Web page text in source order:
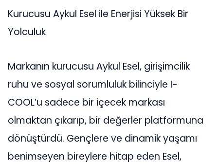
Kurucusu Aykul Esel ile Enerjisi Yüksek Bir
Yolculuk
Markanın kurucusu Aykul Esel, girişimcilik
ruhu ve sosyal sorumluluk bilinciyle I-
COOL’u sadece bir içecek markası
olmaktan çıkarıp, bir değerler platformuna
dönüştürdü. Gençlere ve dinamik yaşamı
benimseyen bireylere hitap eden Esel,